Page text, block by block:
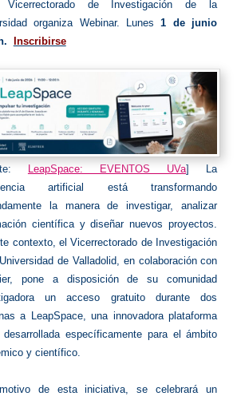
Vicerrectorado de Investigación de la
organiza Webinar. Lunes1 de junio
Inscribirse
LeapSpace: EVENTOS UVa] La
artificial está transformando
la manera de investigar, analizar
científica y diseñar nuevos proyectos.
contexto, el Vicerrectorado de Investigación
de Valladolid, en colaboración con
pone a disposición de su comunidad
un acceso gratuito durante dos
a LeapSpace, una innovadora plataforma
específicamente para el ámbito
y científico.
de esta iniciativa, se celebrará un